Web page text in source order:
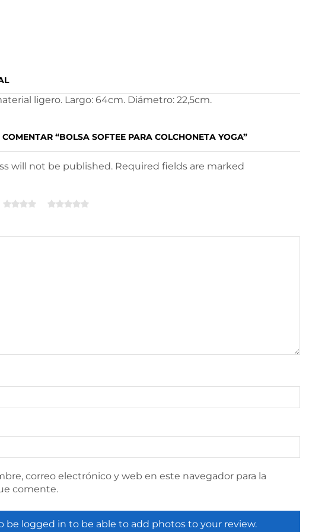
ligero. Largo: 64cm. Diámetro: 22,5cm.
“BOLSA SOFTEE PARA COLCHONETA YOGA”
will not be published. Required fields are marked
correo electrónico y web en este navegador para la
comente.
be logged in to be able to add photos to your review.